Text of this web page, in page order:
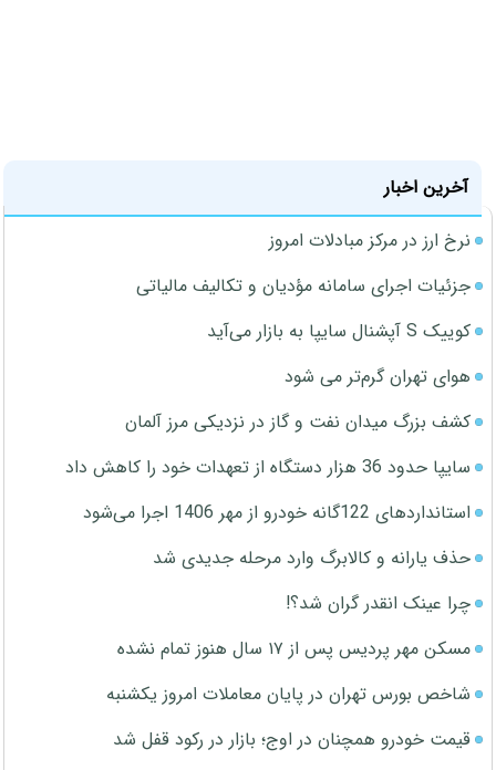
آخرین اخبار
نرخ ارز در مرکز مبادلات امروز
جزئیات اجرای سامانه مؤدیان و تکالیف مالیاتی
کوییک S آپشنال سایپا به بازار می‌آید
هوای تهران گرم‌تر می شود
کشف بزرگ میدان نفت و گاز در نزدیکی مرز آلمان
سایپا حدود 36 هزار دستگاه از تعهدات خود را کاهش داد
استانداردهای 122گانه خودرو از مهر 1406 اجرا می‌شود
حذف یارانه و کالابرگ وارد مرحله جدیدی شد
چرا عینک انقدر گران شد؟!
مسکن مهر پردیس پس از ۱۷ سال هنوز تمام نشده
شاخص بورس تهران در پایان معاملات امروز یکشنبه
قیمت خودرو همچنان در اوج؛ بازار در رکود قفل شد